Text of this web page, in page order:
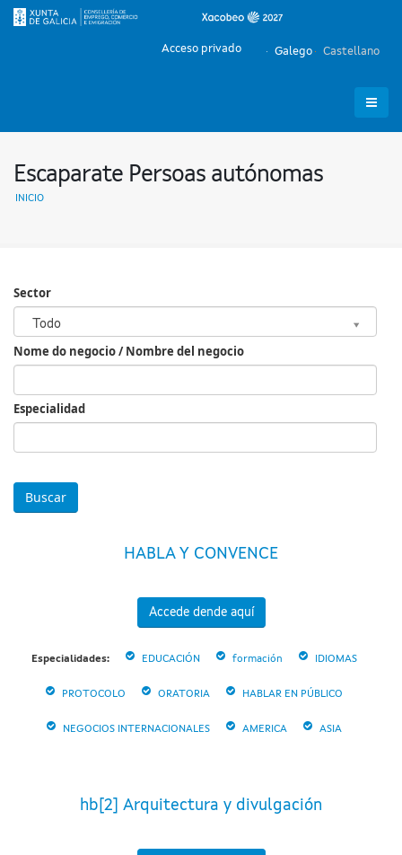
Galego Castellano
Acceso privado
Escaparate Persoas autónomas
INICIO
Sector
Todo
Sector
Nome do negocio / Nombre del negocio
Especialidad
HABLA Y CONVENCE
Accede dende aquí
Especialidades: EDUCACIÓN formación IDIOMAS
PROTOCOLO ORATORIA HABLAR EN PÚBLICO
NEGOCIOS INTERNACIONALES AMERICA ASIA
hb[2] Arquitectura y divulgación